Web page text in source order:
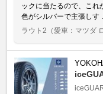
ックに当たるので、これ
色がシルバーで主張しす ...
ラウト2 （愛車：マツダ